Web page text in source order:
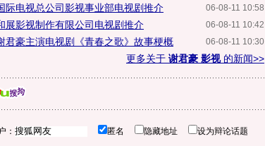
06-08-11 10:58
际电视总公司影视事业部电视剧推介
06-08-11 10:42
展影视制作有限公司电视剧推介
06-08-11 10:30
君豪主演电视剧《青春之歌》故事梗概
更多关于 谢君豪 影视的新闻>>
： 匿名 隐藏地址 设为辩论话题